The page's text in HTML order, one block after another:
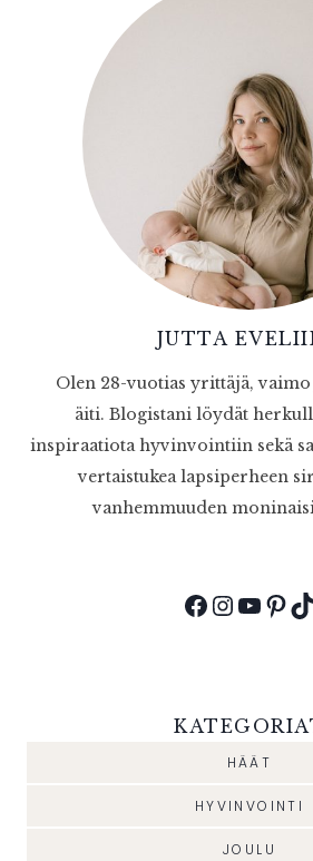
JUTTA
Olen 28-vuotias yrittäjä,
äiti. Blogistani löydät
inspiraatiota hyvinvointiin sekä
vertaistukea lapsiperheen
vanhemmuuden
Facebook
HÄÄT
HYVINVOINTI
JOULU